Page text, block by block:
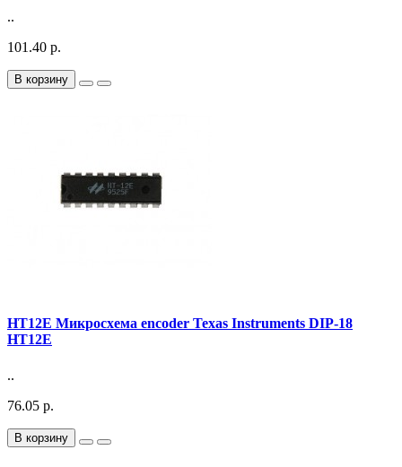
..
101.40 р.
В корзину
HT12E Микросхема encoder Texas Instruments DIP-18
HT12E
..
76.05 р.
В корзину